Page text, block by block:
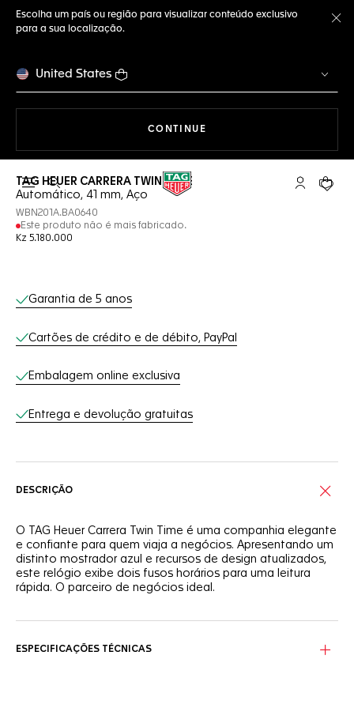
Escolha um país ou região para visualizar conteúdo exclusivo
para a sua localização.
United States
CONTINUE
Abrir a busca Conta My
Seu
TAG HEUER CARRERA TWIN-TIME
Automático, 41 mm, Aço
WBN201A.BA0640
Este produto não é mais fabricado.
Kz 5.180.000
Serviços on-line
Garantia de 5 anos
Cartões de crédito e de débito, PayPal
Embalagem online exclusiva
Entrega e devolução gratuitas
DESCRIÇÃO
O TAG Heuer Carrera Twin Time é uma companhia elegante
e confiante para quem viaja a negócios. Apresentando um
distinto mostrador azul e recursos de design atualizados,
este relógio exibe dois fusos horários para uma leitura
rápida. O parceiro de negócios ideal.
discreto, com escala de 24 horas e indicador dia/noite.
ESPECIFICAÇÕES TÉCNICAS